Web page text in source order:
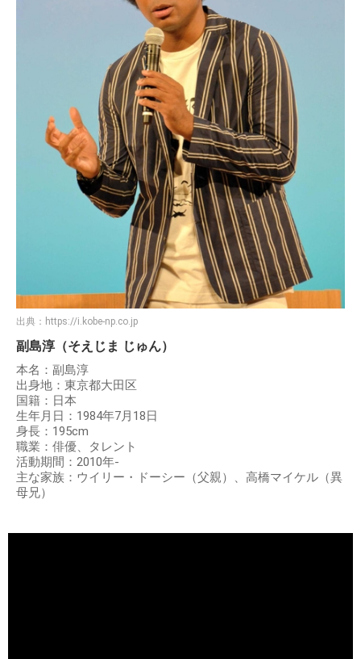
出典： https://i.kobe-np.co.jp
副島淳（そえじま じゅん）
本名：副島淳
出身地：東京都大田区
国籍：日本
生年月日：1984年7月18日
身長：195cm
職業：俳優、タレント
活動期間：2010年-
主な家族：ウイリー・ドーシー（父親）、高橋マイケル（異
母兄）